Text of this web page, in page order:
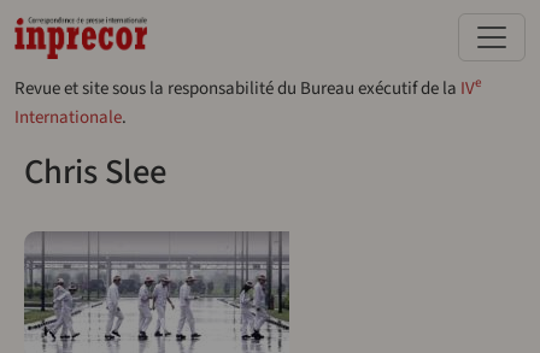
Aller au contenu principal
Revue et site sous la responsabilité du Bureau exécutif de la IVe
Internationale.
Chris Slee